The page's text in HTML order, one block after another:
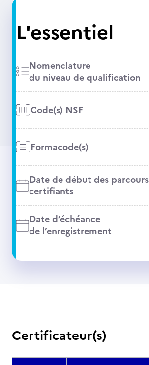
L'essentiel
Nomenclature
du niveau de qualification
Code(s) NSF
Formacode(s)
Date de début des parcours
certifiants
Date d’échéance
de l’enregistrement
Certificateur(s)